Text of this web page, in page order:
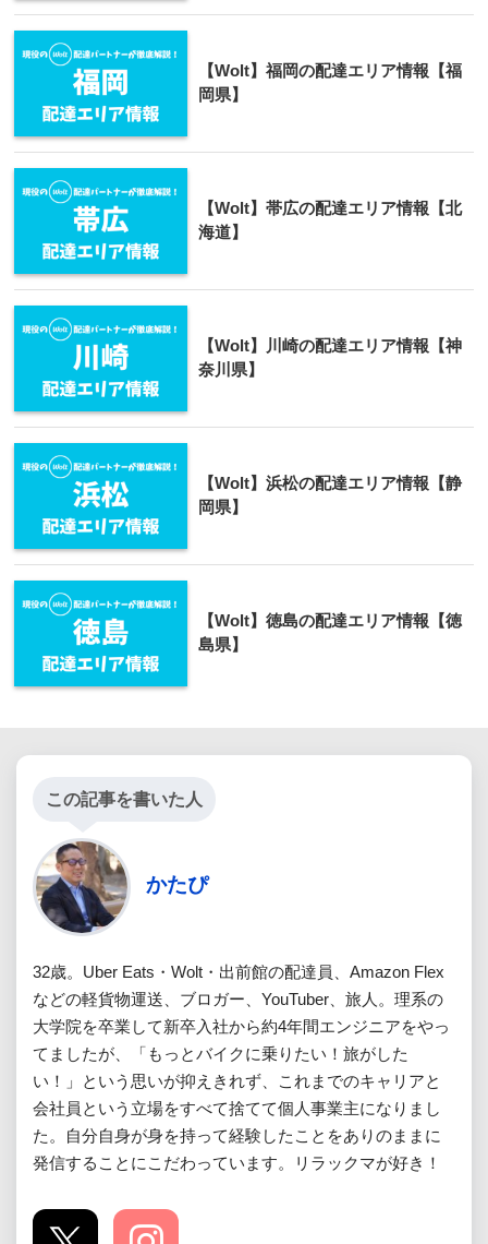
【Wolt】福岡の配達エリア情報【福
岡県】
【Wolt】帯広の配達エリア情報【北
海道】
【Wolt】川崎の配達エリア情報【神
奈川県】
【Wolt】浜松の配達エリア情報【静
岡県】
【Wolt】徳島の配達エリア情報【徳
島県】
この記事を書いた人
かたぴ
32歳。Uber Eats・Wolt・出前館の配達員、Amazon Flex
などの軽貨物運送、ブロガー、YouTuber、旅人。理系の
大学院を卒業して新卒入社から約4年間エンジニアをやっ
てましたが、「もっとバイクに乗りたい！旅がした
い！」という思いが抑えきれず、これまでのキャリアと
会社員という立場をすべて捨てて個人事業主になりまし
た。自分自身が身を持って経験したことをありのままに
発信することにこだわっています。リラックマが好き！